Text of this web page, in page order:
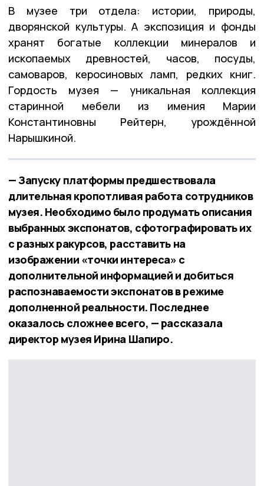
В музее три отдела: истории, природы,
дворянской культуры. А экспозиция и фонды
хранят богатые коллекции минералов и
ископаемых древностей, часов, посуды,
самоваров, керосиновых ламп, редких книг.
Гордость музея — уникальная коллекция
старинной мебели из имения Марии
Константиновны Рейтерн, урождённой
Нарышкиной.
— Запуску платформы предшествовала
длительная кропотливая работа сотрудников
музея. Необходимо было продумать описания
выбранных экспонатов, сфотографировать их
с разных ракурсов, расставить на
изображении «точки интереса» с
дополнительной информацией и добиться
распознаваемости экспонатов в режиме
дополненной реальности. Последнее
оказалось сложнее всего, — рассказала
директор музея Ирина Шапиро.